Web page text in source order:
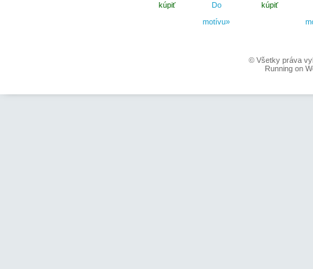
kúpiť
Do
motívu»
kúpiť
© Všetky práva
Running on